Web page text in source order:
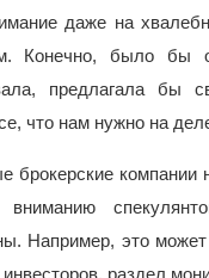
даже на
Конечно, было бы
предлагала бы
что нам нужно на
брокерские компании
вниманию
Например, это
раздел